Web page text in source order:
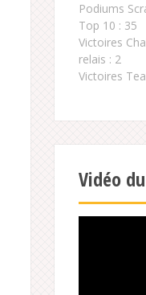
Podiums
Top 10 : 35
Victoires
relais : 2
Victoires
Vidéo